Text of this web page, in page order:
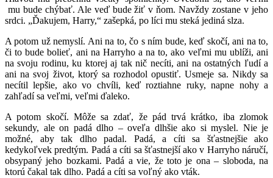
mu bude chýbať. Ale veď bude žiť v ňom. Navždy zostane v jeho
srdci. „Ďakujem, Harry,“ zašepká, po líci mu steká jediná slza.
A potom už nemyslí. Ani na to, čo s ním bude, keď skočí, ani na to,
či to bude bolieť, ani na Harryho a na to, ako veľmi mu ublíži, ani
na svoju rodinu, ku ktorej aj tak nič necíti, ani na ostatných ľudí a
ani na svoj život, ktorý sa rozhodol opustiť. Usmeje sa. Nikdy sa
necítil lepšie, ako vo chvíli, keď roztiahne ruky, napne nohy a
zahľadí sa veľmi, veľmi ďaleko.
A potom skočí. Môže sa zdať, že pád trvá krátko, iba zlomok
sekundy, ale on padá dlho – oveľa dlhšie ako si myslel. Nie je
možné, aby tak dlho padal. Padá, a cíti sa šťastnejšie ako
kedykoľvek predtým. Padá a cíti sa šťastnejší ako v Harryho náručí,
obsypaný jeho bozkami. Padá a vie, že toto je ona – sloboda, na
ktorú čakal tak dlho. Padá a cíti sa voľný ako vták.